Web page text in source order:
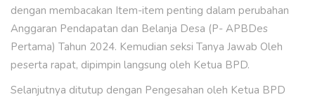
dengan membacakan Item-item penting dalam perubahan
Anggaran Pendapatan dan Belanja Desa (P- APBDes
Pertama) Tahun 2024. Kemudian seksi Tanya Jawab Oleh
peserta rapat, dipimpin langsung oleh Ketua BPD.
Selanjutnya ditutup dengan Pengesahan oleh Ketua BPD